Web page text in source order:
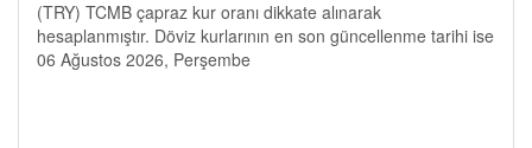
(TRY) TCMB çapraz kur oranı dikkate alınarak
hesaplanmıştır. Döviz kurlarının en son güncellenme tarihi ise
06 Ağustos 2026, Perşembe